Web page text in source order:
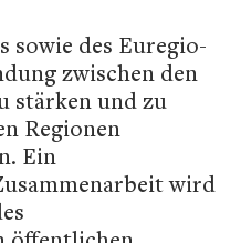
sowie des Euregio-
zwischen den
stärken und zu
Regionen
Ein
wird